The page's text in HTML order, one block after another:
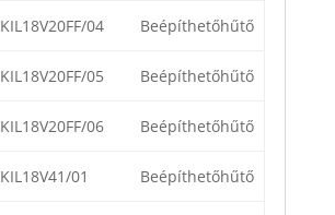
KIL18V20FF/04 Beépíthetőhűtő
KIL18V20FF/05 Beépíthetőhűtő
KIL18V20FF/06 Beépíthetőhűtő
KIL18V41/01 Beépíthetőhűtő